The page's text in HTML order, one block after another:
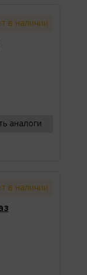
в наличии
аналоги
в наличии